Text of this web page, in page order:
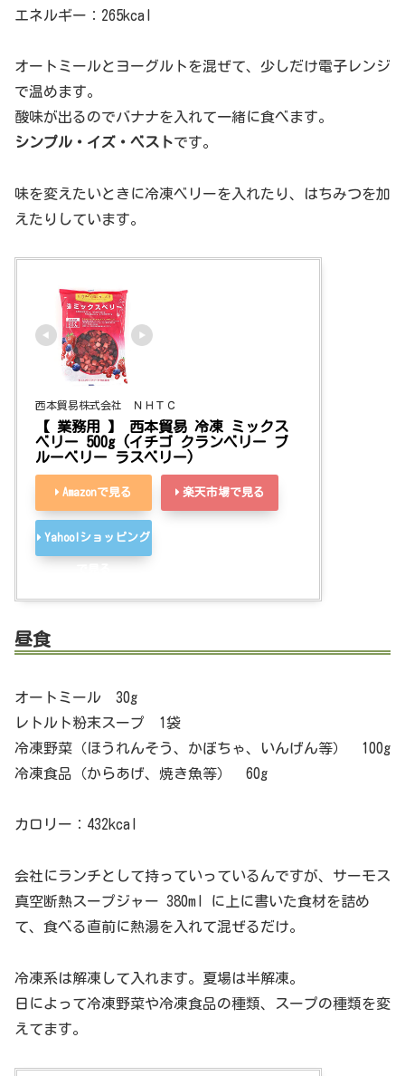
エネルギー：265kcal
オートミールとヨーグルトを混ぜて、少しだけ電子レンジ
で温めます。
酸味が出るのでバナナを入れて一緒に食べます。
シンプル・イズ・ベストです。
味を変えたいときに冷凍ベリーを入れたり、はちみつを加
えたりしています。
西本貿易株式会社 ＮＨＴＣ
【 業務用 】 西本貿易 冷凍 ミックス
ベリー 500g (イチゴ クランベリー ブ
ルーベリー ラスベリー)
Amazonで見る 楽天市場で見る
Yahoo!ショッピング
昼食
オートミール 30g
レトルト粉末スープ 1袋
冷凍野菜（ほうれんそう、かぼちゃ、いんげん等） 100g
冷凍食品（からあげ、焼き魚等） 60g
カロリー：432kcal
会社にランチとして持っていっているんですが、サーモス
真空断熱スープジャー 380ml に上に書いた食材を詰め
て、食べる直前に熱湯を入れて混ぜるだけ。
冷凍系は解凍して入れます。夏場は半解凍。
日によって冷凍野菜や冷凍食品の種類、スープの種類を変
えてます。